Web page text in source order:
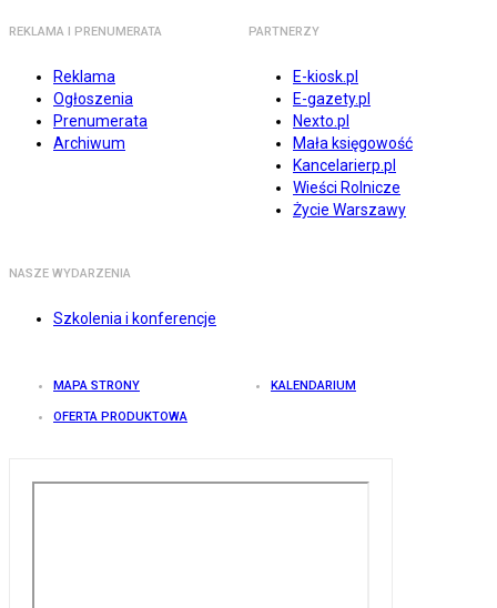
REKLAMA I PRENUMERATA
Reklama
Ogłoszenia
Prenumerata
Archiwum
PARTNERZY
E-kiosk.pl
E-gazety.pl
Nexto.pl
Mała księgowość
Kancelarierp.pl
Wieści Rolnicze
Życie Warszawy
NASZE WYDARZENIA
Szkolenia i konferencje
MAPA STRONY KALENDARIUM
OFERTA PRODUKTOWA